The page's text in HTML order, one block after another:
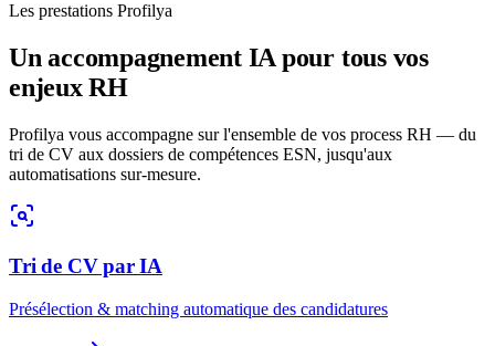
Les prestations Profilya
Un accompagnement IA pour tous vos
enjeux RH
Profilya vous accompagne sur l'ensemble de vos process RH — du
tri de CV aux dossiers de compétences ESN, jusqu'aux
automatisations sur-mesure.
Tri de CV par IA
Présélection & matching automatique des candidatures